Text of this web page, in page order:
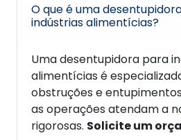
O que é uma
indústrias alimentícias?
Uma desentupidora para
alimentícias é
obstruções e
as operações atendam a
rigorosas. Solicite um